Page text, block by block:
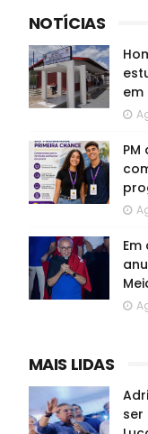
NOTÍCIAS
em
MAIS LIDAS
ser